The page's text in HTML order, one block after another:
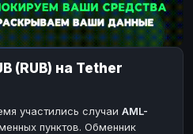
TRX TRON
Bitcoin Cash BCH
BinanceCoin
(RUB) на Tether
участились случаи AML-
пунктов. Обменник